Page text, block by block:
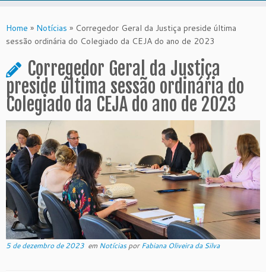
to
content
Home » Notícias » Corregedor Geral da Justiça preside última
sessão ordinária do Colegiado da CEJA do ano de 2023
Corregedor Geral da Justiça
preside última sessão ordinária do
Colegiado da CEJA do ano de 2023
5 de dezembro de 2023 em NotíciasporFabiana Oliveira da Silva